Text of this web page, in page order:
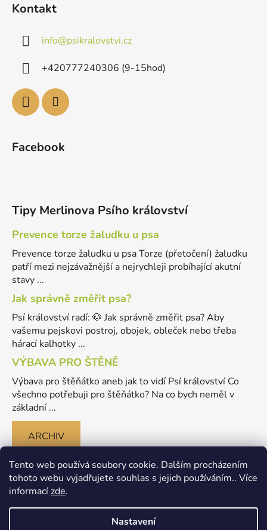
Tento web používá soubory cookie. Dalším procházením
tohoto webu vyjadřujete souhlas s jejich používáním.. Více
informacízde.
Nastavení
Kontakt
info@psikralovstvi.cz
+420777240306 (9-15hod)
Facebook
Tipy Merlinova Psího království
Prevence torze žaludku u psa
Prevence torze žaludku u psa Torze (přetočení) žaludku
patří mezi nejzávažnější a nejrychleji probíhající akutní
stavy ...
Jak správně změřit psa?
Psí království radí: 🐶 Jak správně změřit psa? Aby
vašemu pejskovi postroj, obojek, obleček nebo třeba
hárací kalhotky ...
VÝBAVA PRO ŠTĚNĚ
Výbava pro štěňátko aneb jak to vidí Psí království Co
všechno potřebuji pro štěňátko? Na co bych neměl v
základní ...
ARCHIV